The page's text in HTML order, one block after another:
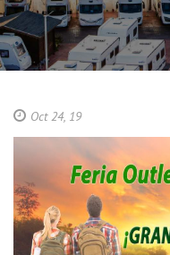
Oct 24, 19